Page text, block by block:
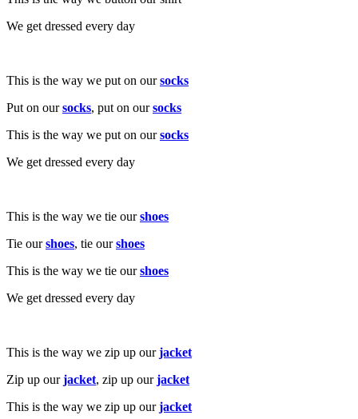
We get dressed every day
This is the way we put on oursocks
Put on oursocks, put on oursocks
This is the way we put on oursocks
We get dressed every day
This is the way we tie ourshoes
Tie ourshoes, tie ourshoes
This is the way we tie ourshoes
We get dressed every day
This is the way we zip up ourjacket
Zip up ourjacket, zip up ourjacket
This is the way we zip up ourjacket